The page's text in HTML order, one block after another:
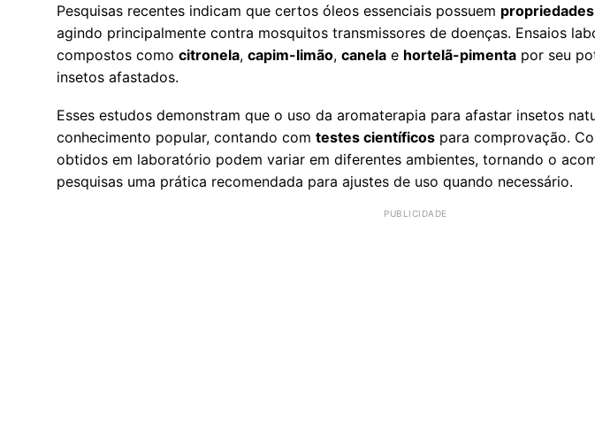
Pesquisas recentes indicam que certos óleos essenciais possuem
agindo principalmente contra mosquitos transmissores de doenças. Ensaios
compostos como citronela, capim-limão, canela e hortelã-pimenta por seu
insetos afastados.
Esses estudos demonstram que o uso da aromaterapia para afastar insetos
conhecimento popular, contando com testes científicos para comprovação.
obtidos em laboratório podem variar em diferentes ambientes, tornando o
pesquisas uma prática recomendada para ajustes de uso quando necessário.